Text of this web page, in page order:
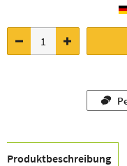
Produkt­beschreibung